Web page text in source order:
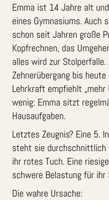
Emma ist 14 Jahre alt
eines Gymnasiums.
schon seit Jahren große
Kopfrechnen, das
alles wird zur
Zehnerübergang bis
Lehrkraft empfiehlt „mehr
wenig: Emma sitzt
Hausaufgaben.
Letztes Zeugnis? Eine 5.
steht sie durchschnittlich
ihr rotes Tuch. Eine
schwere Belastung für
Die wahre Ursache: